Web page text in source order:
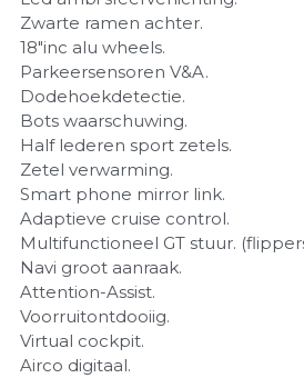
Zwarte ramen achter.
18"inc alu wheels.
Parkeersensoren V&A.
Dodehoekdetectie.
Bots waarschuwing.
Half lederen sport zetels.
Zetel verwarming.
Smart phone mirror link.
Adaptieve cruise control.
Multifunctioneel GT stuur.
Navi groot aanraak.
Attention-Assist.
Voorruitontdooiig.
Virtual cockpit.
Airco digitaal.